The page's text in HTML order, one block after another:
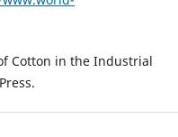
Cotton in the Industrial